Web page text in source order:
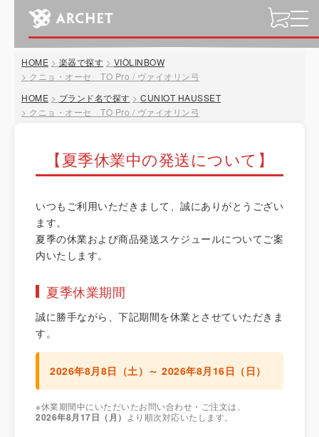
t
o
g
HOME 楽器で探す
VIOLINBOW
クニョ・オーセ TO Pro / ヴァイオリン弓
HOME
ブランド名で探す
CUNIOT HAUSSET
クニョ・オーセ TO Pro / ヴァイオリン弓
【夏季休業中の発送について】
いつもご利用いただきまして、誠にありがとうござい
ます。
夏季の休業および商品発送スケジュールについてご案
内いたします。
夏季休業期間
誠に勝手ながら、下記期間を休業とさせていただきま
す。
2026年8月8日（土）～ 2026年8月16日（日）
※休業期間中にいただいたお問い合わせ・ご注文は、
2026年8月17日（月） より順次対応いたします。